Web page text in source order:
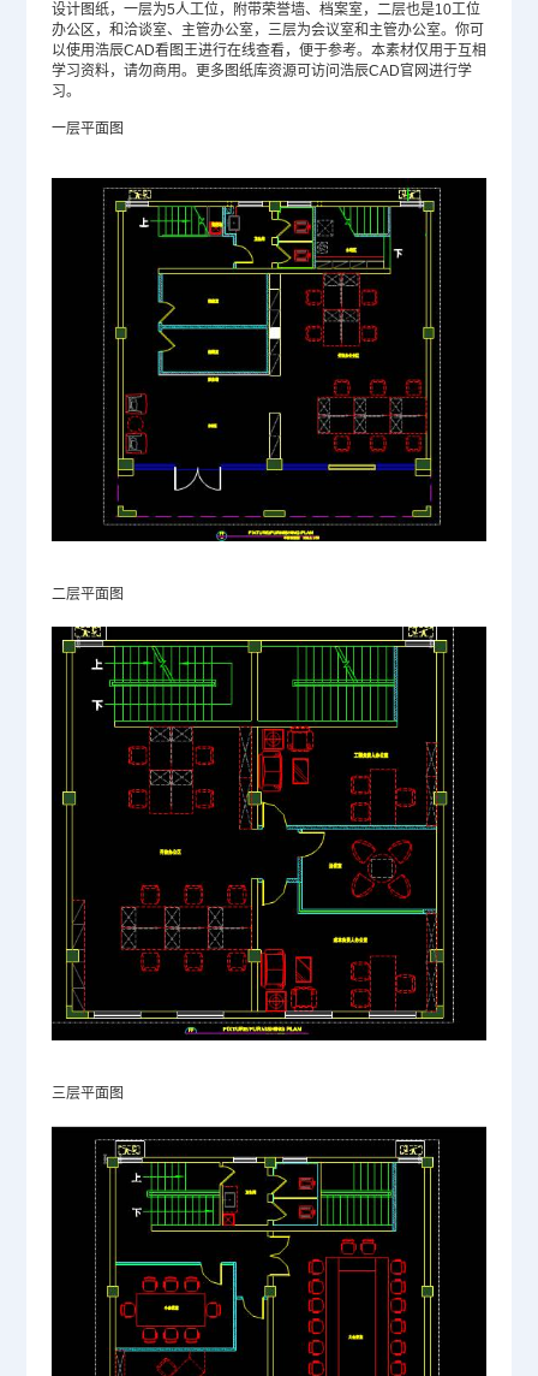
设计图纸，一层为5人工位，附带荣誉墙、档案室，二层也是10工位
办公区，和洽谈室、主管办公室，三层为会议室和主管办公室。你可
以使用浩辰CAD看图王进行在线查看，便于参考。本素材仅用于互相
学习资料，请勿商用。更多图纸库资源可访问浩辰CAD官网进行学
习。
一层平面图
二层平面图
三层平面图